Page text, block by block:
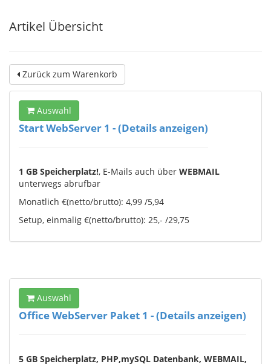
Artikel Übersicht
Zurück zum Warenkorb
Auswahl
Start WebServer 1 - (Details anzeigen)
1 GB Speicherplatz!, E-Mails auch über WEBMAIL
unterwegs abrufbar
Monatlich €(netto/brutto): 4,99 /5,94
Setup, einmalig €(netto/brutto): 25,- /29,75
Auswahl
Office WebServer Paket 1 - (Details anzeigen)
5 GB Speicherplatz, PHP,mySQL Datenbank, WEBMAIL,